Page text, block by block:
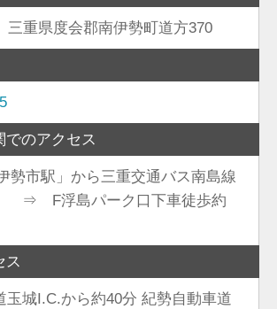
重県度会郡南伊勢町道方370
でのアクセス
勢市駅」から三重交通バス南島線
） ⇒ F浮島パーク口下車徒歩約
ス
玉城I.C.から約40分 紀勢自動車道